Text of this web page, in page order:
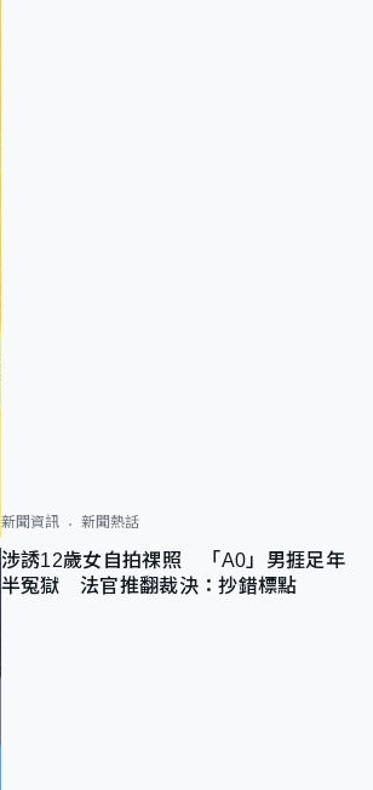
新聞資訊 新聞熱話
涉誘12歲女自拍祼照 「A0」男捱足年
半冤獄 法官推翻裁決：抄錯標點